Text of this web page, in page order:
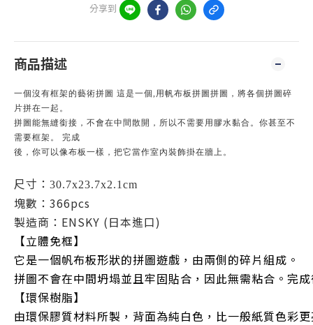
分享到
商品描述
一個沒有框架的藝術拼圖 這是一個, 用帆布板拼圖拼圖，將各個拼圖碎
片拼在一起。
拼圖能無縫銜接，不會在中間散開，所以不需要用膠水黏合。 你甚至不
需要框架。 完成
後，你可以像布板一樣，把它當作室內裝飾掛在牆上。
尺寸： 30.7x23.7x2.1cm
塊數：366pcs
製造商：ENSKY (日本進口)
【立體免框】
它是一個帆布板形狀的拼圖遊戲，由兩側的碎片組成。
拼圖不會在中間坍塌並且牢固貼合，因此無需粘合。完
【環保樹脂】
由環保膠質材料所製，背面為純白色，比一般紙質色彩